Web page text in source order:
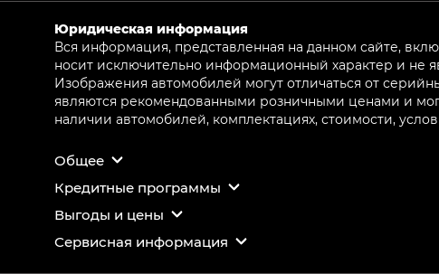
Юридическая информация
Вся информация, представленная на данном сайте,
носит исключительно информационный характер и не
Изображения автомобилей могут отличаться от
являются рекомендованными розничными ценами и
наличии автомобилей, комплектациях, стоимости,
Общее
Кредитные программы
Выгоды и цены
Сервисная информация